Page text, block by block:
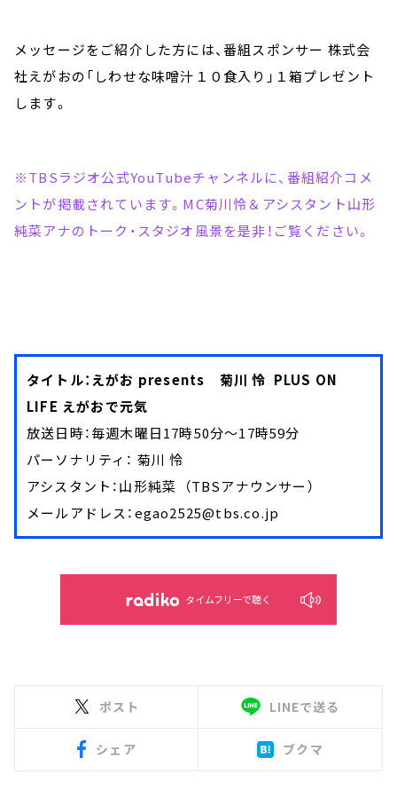
メッセージをご紹介した方には、番組スポンサー 株式会
社えがおの「しわせな味噌汁１０食入り」１箱プレゼント
します。
※TBSラジオ公式YouTubeチャンネルに、番組紹介コメ
ントが掲載されています。MC菊川怜＆アシスタント山形
純菜アナのトーク・スタジオ風景を是非！ご覧ください。
タイトル：えがお presents 菊川 怜 PLUS ON
LIFE えがおで元気
放送日時：毎週木曜日17時50分～17時59分
パーソナリティ： 菊川 怜
アシスタント：山形純菜 （TBSアナウンサー）
メールアドレス：egao2525@tbs.co.jp
タイムフリーで聴く
ポスト LINEで送る
シェア ブクマ